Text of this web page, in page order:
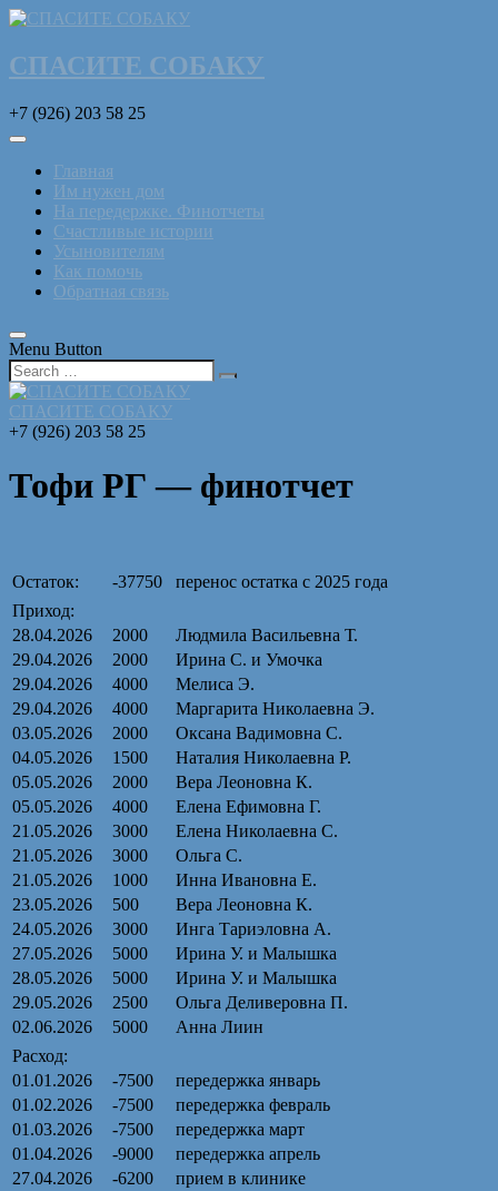
СПАСИТЕ СОБАКУ
+7 (926) 203 58 25
Главная
Им нужен дом
На передержке. Финотчеты
Счастливые истории
Усыновителям
Как помочь
Обратная связь
Menu Button
СПАСИТЕ СОБАКУ
+7 (926) 203 58 25
Тофи РГ — финотчет
Остаток: -37750
перенос остатка с 2025 года
Приход:
28.04.2026
2000
Людмила Васильевна Т.
29.04.2026
2000
Ирина С. и Умочка
29.04.2026
4000
Мелиса Э.
29.04.2026
4000
Маргарита Николаевна Э.
03.05.2026
2000
Оксана Вадимовна С.
04.05.2026
1500
Наталия Николаевна Р.
05.05.2026
2000
Вера Леоновна К.
05.05.2026
4000
Елена Ефимовна Г.
21.05.2026
3000
Елена Николаевна С.
21.05.2026
3000
Ольга С.
21.05.2026
1000
Инна Ивановна Е.
23.05.2026
500
Вера Леоновна К.
24.05.2026
3000
Инга Тариэловна А.
27.05.2026
5000
Ирина У. и Малышка
28.05.2026
5000
Ирина У. и Малышка
29.05.2026
2500
Ольга Деливеровна П.
02.06.2026
5000
Анна Лиин
Расход:
01.01.2026
-7500
передержка январь
01.02.2026
-7500
передержка февраль
01.03.2026
-7500
передержка март
01.04.2026
-9000
передержка апрель
27.04.2026
-6200
прием в клинике